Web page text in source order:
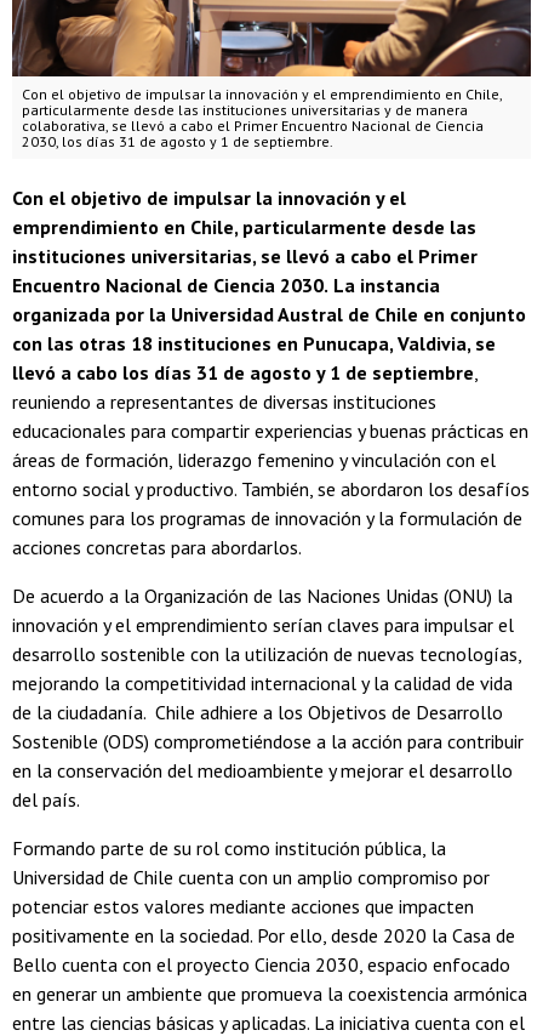
Con el objetivo de impulsar la innovación y el emprendimiento en Chile,
particularmente desde las instituciones universitarias y de manera
colaborativa, se llevó a cabo el Primer Encuentro Nacional de Ciencia
2030, los días 31 de agosto y 1 de septiembre.
Con el objetivo de impulsar la innovación y el
emprendimiento en Chile, particularmente desde las
instituciones universitarias, se llevó a cabo el Primer
Encuentro Nacional de Ciencia 2030. La instancia
organizada por la Universidad Austral de Chile en conjunto
con las otras 18 instituciones en Punucapa, Valdivia, se
llevó a cabo los días 31 de agosto y 1 de septiembre
reuniendo a representantes de diversas instituciones
educacionales para compartir experiencias y buenas prácticas en
áreas de formación, liderazgo femenino y vinculación con el
entorno social y productivo. También, se abordaron los desafíos
comunes para los programas de innovación y la formulación de
acciones concretas para abordarlos.
De acuerdo a la Organización de las Naciones Unidas (ONU) la
innovación y el emprendimiento serían claves para impulsar el
desarrollo sostenible con la utilización de nuevas tecnologías,
mejorando la competitividad internacional y la calidad de vida
de la ciudadanía. Chile adhiere a los Objetivos de Desarrollo
Sostenible (ODS) comprometiéndose a la acción para contribuir
en la conservación del medioambiente y mejorar el desarrollo
del país.
Formando parte de su rol como institución pública, la
Universidad de Chile cuenta con un amplio compromiso por
potenciar estos valores mediante acciones que impacten
positivamente en la sociedad. Por ello, desde 2020 la Casa de
Bello cuenta con el proyecto Ciencia 2030, espacio enfocado
en generar un ambiente que promueva la coexistencia armónica
entre las ciencias básicas y aplicadas. La iniciativa cuenta con el